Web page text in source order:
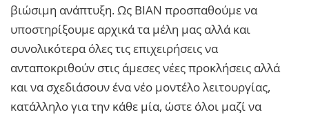
βιώσιμη ανάπτυξη. Ως ΒΙΑΝ προσπαθούμε να
υποστηρίξουμε αρχικά τα μέλη μας αλλά και
συνολικότερα όλες τις επιχειρήσεις να
ανταποκριθούν στις άμεσες νέες προκλήσεις αλλά
και να σχεδιάσουν ένα νέο μοντέλο λειτουργίας,
κατάλληλο για την κάθε μία, ώστε όλοι μαζί να